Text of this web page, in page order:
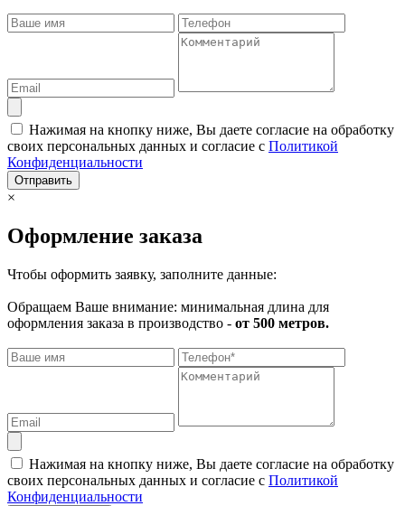
Нажимая на кнопку ниже, Вы даете согласие на обработку
своих персональных данных и согласие с Политикой
Конфиденциальности
Отправить
×
Оформление заказа
Чтобы оформить заявку, заполните данные:
Обращаем Ваше внимание: минимальная длина для
оформления заказа в производство - от 500 метров.
Нажимая на кнопку ниже, Вы даете согласие на обработку
своих персональных данных и согласие с Политикой
Конфиденциальности